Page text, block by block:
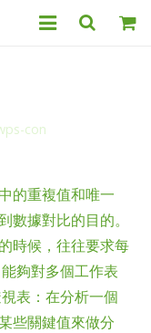
con
的重複值和唯一
數據對比的目的。
時候，往往要求每
夠對多個工作表
表：在分析一個
些關鍵值來做分